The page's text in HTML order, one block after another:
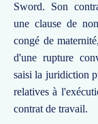
Sword. Son
une clause de
congé de
d'une rupture
saisi la juridiction
relatives à
contrat de travail.